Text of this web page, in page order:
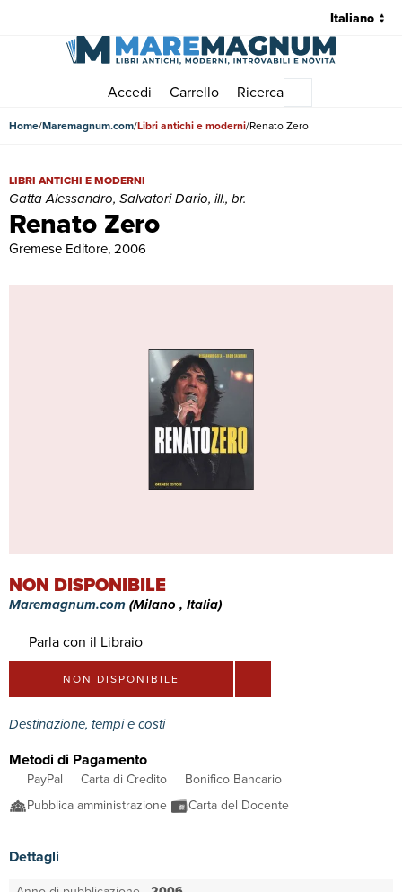
Accedi Carrello Ricerca
Home Maremagnum.com Libri antichi e moderni Renato Zero
Renato Zero
Renato Zero | Libri antichi e moderni | Gatta Alessandro, Salvatori
LIBRI ANTICHI E MODERNI
Gatta Alessandro, Salvatori Dario, ill., br.
Gremese Editore, 2006
NON DISPONIBILE
Maremagnum.com(Milano , Italia)
Parla con il Libraio
NON DISPONIBILE
Destinazione, tempi e costi
Metodi di Pagamento
PayPal Carta di Credito
Bonifico Bancario
Pubblica amministrazione
Carta del Docente
Dettagli